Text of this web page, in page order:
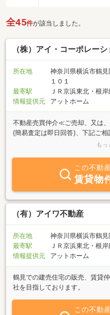
全45件が該当しました。
（株）アイ・コーポレーシ
所在地
神奈川県横浜市鶴
１０１
最寄駅
ＪＲ京浜東北・根
情報提供元
アットホーム
不動産売買仲介≪ご売却、又は
(簡易査定は即日回答)、下記ご
宅、事業用)、任意売却、相続、
談、一棟収益(素地、アパート、
ョン、建築物のボリュームチェ
社がご提供できる限りの不動産
務相談・建築相談等」も無料で
入相談、お買換え(住宅、事業用
談、資産価値(性)のご査定(ご提
ォーム、保証会社付け、業務委
撤去、物件内外人死亡における
金対策、退去立会い、トラブル
会社、建築会社、火災保険コン
もっ
この不動
賃貸物
（有）アイワ不動産
所在地
神奈川県横浜市鶴見
最寄駅
ＪＲ京浜東北・根
情報提供元
アットホーム
鶴見での建売住宅の販売、賃貸
社を目指しております。
この不動